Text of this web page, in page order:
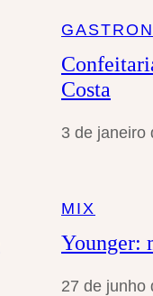
Costa
3 de janeiro
MIX
Younger:
27 de junho